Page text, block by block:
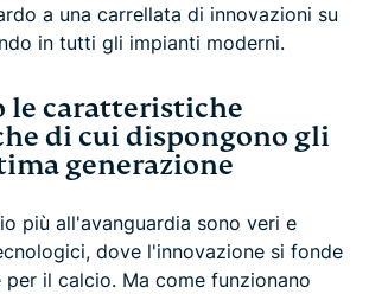
a una carrellata di innovazioni su
in tutti gli impianti moderni.
le caratteristiche
di cui dispongono gli
generazione
più all'avanguardia sono veri e
dove l'innovazione si fonde
per il calcio. Ma come funzionano